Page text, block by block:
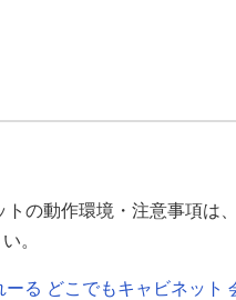
の動作環境・注意事項は
。
る どこでもキャビネット